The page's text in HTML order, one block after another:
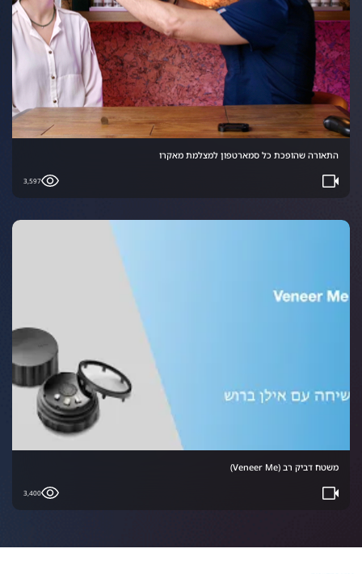
התאורה שהופכת כל סמארטפון למצלמת מאקרו
3,597
משטח דביק רב (Veneer Me)
3,400